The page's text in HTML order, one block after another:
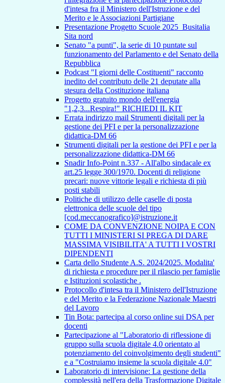
d'intesa fra il Ministero dell'Istruzione e del
Merito e le Associazioni Partigiane
Presentazione Progetto Scuole 2025_Busitalia
Sita nord
Senato "a punti", la serie di 10 puntate sul
funzionamento del Parlamento e del Senato della
Repubblica
Podcast "I giorni delle Costituenti" racconto
inedito del contributo delle 21 deputate alla
stesura della Costituzione italiana
Progetto gratuito mondo dell'energia
"1,2,3...Respira!" RICHIEDI IL KIT
Errata indirizzo mail Strumenti digitali per la
gestione dei PFI e per la personalizzazione
didattica-DM 66
Strumenti digitali per la gestione dei PFI e per la
personalizzazione didattica-DM 66
Snadir Info-Point n.337 - All'albo sindacale ex
art.25 legge 300/1970. Docenti di religione
precari: nuove vittorie legali e richiesta di più
posti stabili
Politiche di utilizzo delle caselle di posta
elettronica delle scuole del tipo
[cod.meccanografico]@istruzione.it
COME DA CONVENZIONE NOIPA E CON
TUTTI I MINISTERI SI PREGA DI DARE
MASSIMA VISIBILITA' A TUTTI I VOSTRI
DIPENDENTI
Carta dello Studente A.S. 2024/2025. Modalita'
di richiesta e procedure per il rilascio per famiglie
e Istituzioni scolastiche .
Protocollo d'intesa tra il Ministero dell'Istruzione
e del Merito e la Federazione Nazionale Maestri
del Lavoro
Tin Bota: partecipa al corso online sui DSA per
docenti
Partecipazione al "Laboratorio di riflessione di
gruppo sulla scuola digitale 4.0 orientato al
potenziamento del coinvolgimento degli studenti"
e a "Costruiamo insieme la scuola digitale 4.0"
Laboratorio di intervisione: La gestione della
complessità nell'era della Trasformazione Digitale